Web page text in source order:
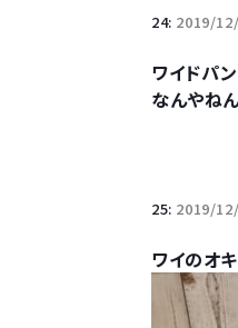
24: 2019/
ワイドパ
なんやね
25: 2019/
ワイのオ